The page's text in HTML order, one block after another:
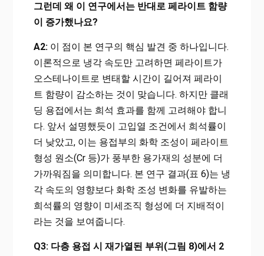
그런데 왜 이 연구에서는 반대로 페라이트 함량
이 증가했나요?
A2:이 점이 본 연구의 핵심 발견 중 하나입니다.
이론적으로 냉각 속도만 고려하면 페라이트가
오스테나이트로 변태할 시간이 길어져 페라이
트 함량이 감소하는 것이 맞습니다. 하지만 클래
딩 용접에서는 희석 효과를 함께 고려해야 합니
다. 앞서 설명했듯이 고입열 조건에서 희석률이
더 낮았고, 이는 용접부의 화학 조성이 페라이트
형성 원소(Cr 등)가 풍부한 용가재의 성분에 더
가까워짐을 의미합니다. 본 연구 결과(표 6)는 냉
각 속도의 영향보다 화학 조성 변화를 유발하는
희석률의 영향이 미세조직 형성에 더 지배적이
라는 것을 보여줍니다.
Q3: 다층 용접 시 재가열된 부위(그림 8)에서 2